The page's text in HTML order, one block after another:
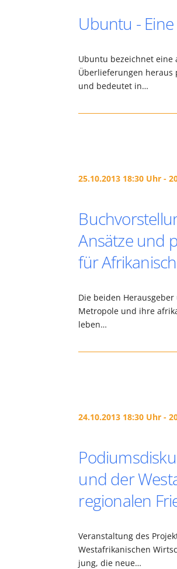
Ubuntu -
Ubuntu bezeichnet eine
Überlieferungen heraus
und bedeutet in…
25.10.2013 18:30 Uhr -
Ansätze und
für
Die beiden
Metropole und ihre
leben…
24.10.2013 18:30 Uhr -
und der
regionalen
Veranstaltung des
Westafrikanischen
jung, die neue…